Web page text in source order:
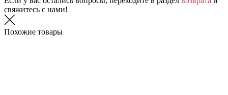
свяжитесь с нами!
Похожие товары